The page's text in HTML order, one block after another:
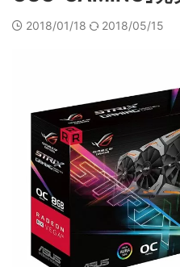
2018/01/18 2018/05/15